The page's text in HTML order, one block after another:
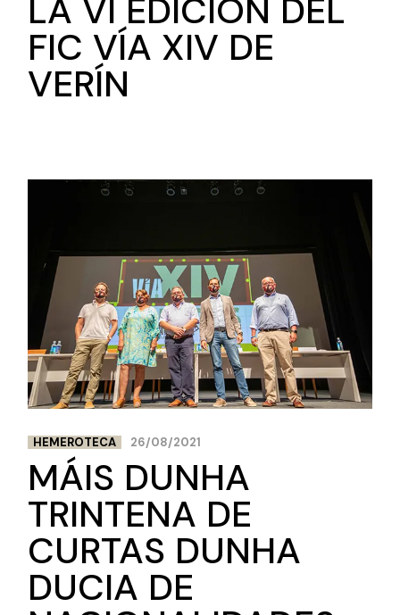
LA VI EDICIÓN DEL
FIC VÍA XIV DE
VERÍN
HEMEROTECA 26/08/2021
MÁIS DUNHA
TRINTENA DE
CURTAS DUNHA
DUCIA DE